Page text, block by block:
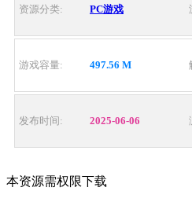
资源分类: PC游戏
游戏容量: 497.56 M
发布时间: 2025-06-06
本资源需权限下载